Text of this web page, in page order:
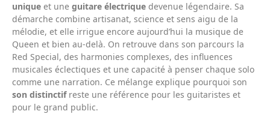
unique et une guitare électrique devenue légendaire. Sa
démarche combine artisanat, science et sens aigu de la
mélodie, et elle irrigue encore aujourd’hui la musique de
Queen et bien au-delà. On retrouve dans son parcours la
Red Special, des harmonies complexes, des influences
musicales éclectiques et une capacité à penser chaque solo
comme une narration. Ce mélange explique pourquoi son
son distinctifreste une référence pour les guitaristes et
pour le grand public.